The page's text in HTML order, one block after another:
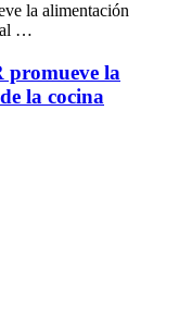
la alimentación
…
promueve la
la cocina